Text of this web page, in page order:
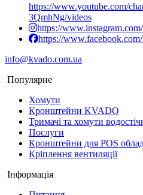
https://www.youtube.com/
3QmhNg/videos
https://
https://
info@kvado.com.ua
Популярне
Хомути
Кронштейни KVADO
Тримачі та хомути
Послуги
Кронштейни для POS
Кріплення вентиляції
Інформація